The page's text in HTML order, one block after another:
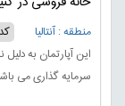
منطقه : آنتالیا
این آپارتمان به
سرمایه گذاری می